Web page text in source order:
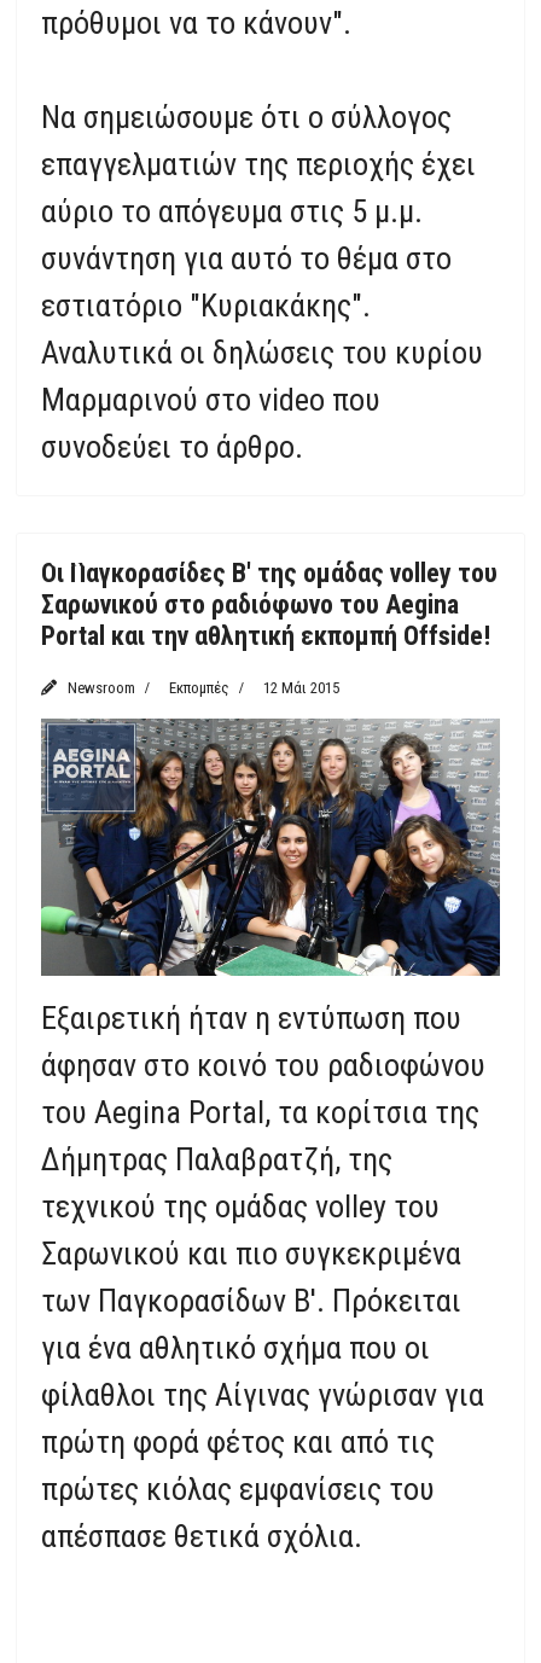
πρόθυμοι να το κάνουν".
Να σημειώσουμε ότι ο σύλλογος
επαγγελματιών της περιοχής έχει
αύριο το απόγευμα στις 5 μ.μ.
συνάντηση για αυτό το θέμα στο
εστιατόριο "Κυριακάκης".
Αναλυτικά οι δηλώσεις του κυρίου
Μαρμαρινού στο video που
συνοδεύει το άρθρο.
Featured
Οι Παγκορασίδες Β' της ομάδας volley του
Σαρωνικού στο ραδιόφωνο του Aegina
Portal και την αθλητική εκπομπή Offside!
Newsroom Εκπομπές 12 Μάι 2015
Εξαιρετική ήταν η εντύπωση που
άφησαν στο κοινό του ραδιοφώνου
του Aegina Portal, τα κορίτσια της
Δήμητρας Παλαβρατζή, της
τεχνικού της ομάδας volley του
Σαρωνικού και πιο συγκεκριμένα
των Παγκορασίδων Β'. Πρόκειται
για ένα αθλητικό σχήμα που οι
φίλαθλοι της Αίγινας γνώρισαν για
πρώτη φορά φέτος και από τις
πρώτες κιόλας εμφανίσεις του
απέσπασε θετικά σχόλια.